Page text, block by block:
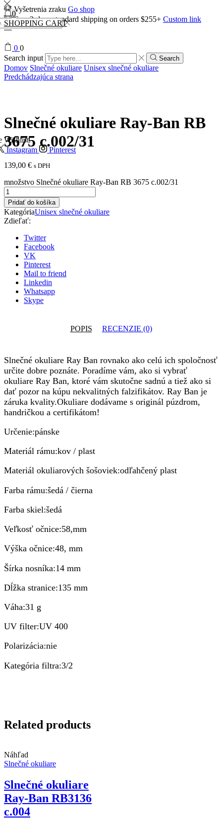
Vyšetrenia zraku Go shop
Free 2-days standard shipping on orders $255+ Custom link
Wishlist.
Instagram
Pinterest
0 0
0
SHOPPING CART
Search input Search
Domov Slnečné okuliare Unisex slnečné okuliare
Predchádzajúca strana
Slnečné okuliare Ray-Ban RB
3675 c.002/31
139,00 € s DPH
množstvo Slnečné okuliare Ray-Ban RB 3675 c.002/31
Pridať do košíka
KategóriaUnisex slnečné okuliare
Zdieľať:
Twitter
Facebook
VK
Pinterest
Mail to friend
Linkedin
Whatsapp
Skype
POPIS RECENZIE (0)
Slnečné okuliare Ray Ban rovnako ako celú ich spoločnosť
určite dobre poznáte. Poradíme vám, ako si vybrať
okuliare Ray Ban, ktoré vám skutočne sadnú a tiež ako si
dať pozor na kúpu nekvalitných falzifikátov. Ray Ban je
záruka kvality.Okuliare dodávame s originál púzdrom,
handričkou a certifikátom!
Určenie:pánske
Materiál rámu:kov / plast
Materiál okuliarových šošoviek:odľahčený plast
Farba rámu:šedá / čierna
Farba skiel:šedá
Veľkosť očnice:58,mm
Výška očnice:48, mm
Šírka nosníka:14 mm
Dĺžka stranice:135 mm
Váha:31 g
UV filter:UV 400
Polarizácia:nie
Kategória filtra:3/2
Related products
Náhľad
Slnečné okuliare
Slnečné okuliare
Ray-Ban RB3136
c.004